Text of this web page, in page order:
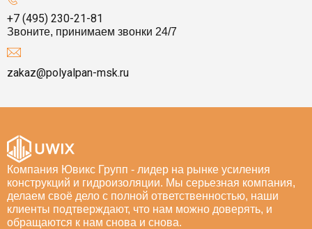
+7 (495) 230-21-81
Звоните, принимаем звонки 24/7
zakaz@polyalpan-msk.ru
Компания Ювикс Групп - лидер на рынке усиления
конструкций и гидроизоляции. Мы серьезная компания,
делаем своё дело с полной ответственностью, наши
клиенты подтверждают, что нам можно доверять, и
обращаются к нам снова и снова.